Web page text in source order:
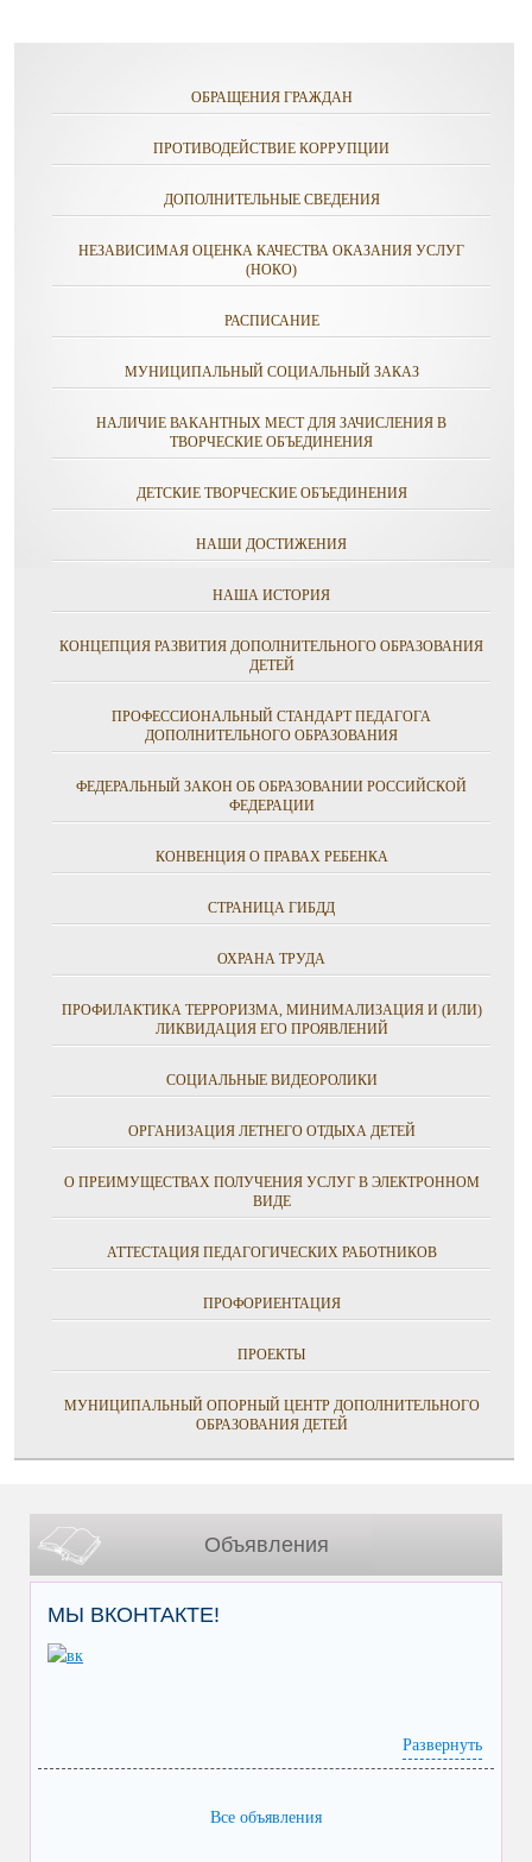
ОБРАЩЕНИЯ ГРАЖДАН
ПРОТИВОДЕЙСТВИЕ КОРРУПЦИИ
ДОПОЛНИТЕЛЬНЫЕ СВЕДЕНИЯ
НЕЗАВИСИМАЯ ОЦЕНКА КАЧЕСТВА ОКАЗАНИЯ УСЛУГ
(НОКО)
РАСПИСАНИЕ
МУНИЦИПАЛЬНЫЙ СОЦИАЛЬНЫЙ ЗАКАЗ
НАЛИЧИЕ ВАКАНТНЫХ МЕСТ ДЛЯ ЗАЧИСЛЕНИЯ В
ТВОРЧЕСКИЕ ОБЪЕДИНЕНИЯ
ДЕТСКИЕ ТВОРЧЕСКИЕ ОБЪЕДИНЕНИЯ
НАШИ ДОСТИЖЕНИЯ
НАША ИСТОРИЯ
КОНЦЕПЦИЯ РАЗВИТИЯ ДОПОЛНИТЕЛЬНОГО ОБРАЗОВАНИЯ
ДЕТЕЙ
ПРОФЕССИОНАЛЬНЫЙ СТАНДАРТ ПЕДАГОГА
ДОПОЛНИТЕЛЬНОГО ОБРАЗОВАНИЯ
ФЕДЕРАЛЬНЫЙ ЗАКОН ОБ ОБРАЗОВАНИИ РОССИЙСКОЙ
ФЕДЕРАЦИИ
КОНВЕНЦИЯ О ПРАВАХ РЕБЕНКА
СТРАНИЦА ГИБДД
ОХРАНА ТРУДА
ПРОФИЛАКТИКА ТЕРРОРИЗМА, МИНИМАЛИЗАЦИЯ И (ИЛИ)
ЛИКВИДАЦИЯ ЕГО ПРОЯВЛЕНИЙ
СОЦИАЛЬНЫЕ ВИДЕОРОЛИКИ
ОРГАНИЗАЦИЯ ЛЕТНЕГО ОТДЫХА ДЕТЕЙ
О ПРЕИМУЩЕСТВАХ ПОЛУЧЕНИЯ УСЛУГ В ЭЛЕКТРОННОМ
ВИДЕ
АТТЕСТАЦИЯ ПЕДАГОГИЧЕСКИХ РАБОТНИКОВ
ПРОФОРИЕНТАЦИЯ
ПРОЕКТЫ
МУНИЦИПАЛЬНЫЙ ОПОРНЫЙ ЦЕНТР ДОПОЛНИТЕЛЬНОГО
ОБРАЗОВАНИЯ ДЕТЕЙ
Объявления
МЫ ВКОНТАКТЕ!
Развернуть
Все объявления